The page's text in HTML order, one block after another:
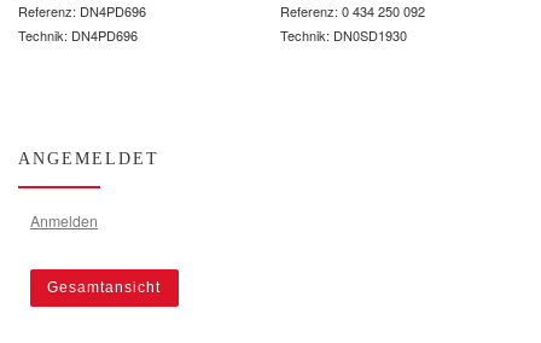
Referenz: DN4PD696
Technik: DN4PD696
Referenz: 0 434 250 092
Technik: DN0SD1930
ANGEMELDET
Anmelden
Gesamtansicht